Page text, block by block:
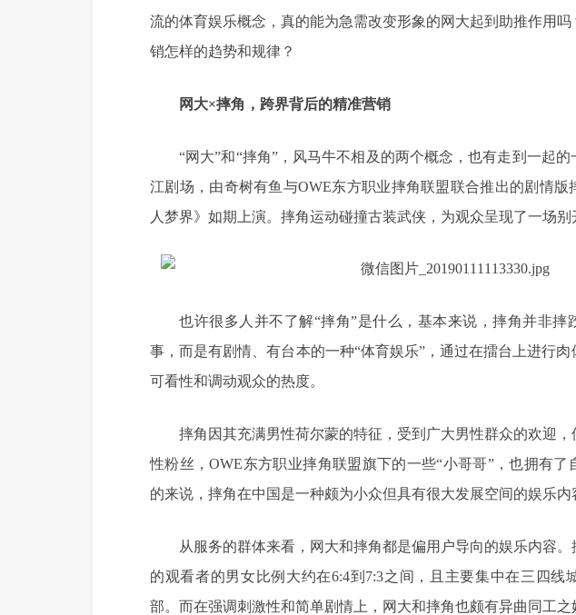
流的体育娱乐概念，真的能为急需改变形象的网大起到助推作用
销怎样的趋势和规律？
网大×摔角，跨界背后的精准营销
“网大”和“摔角”，风马牛不相及的两个概念，也有走到一起
江剧场，由奇树有鱼与OWE东方职业摔角联盟联合推出的剧情版
人梦界》如期上演。摔角运动碰撞古装武侠，为观众呈现了一场别
也许很多人并不了解“摔角”是什么，基本来说，摔角并非摔
事，而是有剧情、有台本的一种“体育娱乐”，通过在擂台上进行
可看性和调动观众的热度。
摔角因其充满男性荷尔蒙的特征，受到广大男性群众的欢迎
性粉丝，OWE东方职业摔角联盟旗下的一些“小哥哥”，也拥有了
的来说，摔角在中国是一种颇为小众但具有很大发展空间的娱乐内
从服务的群体来看，网大和摔角都是偏用户导向的娱乐内容
的观看者的男女比例大约在6:4到7:3之间，且主要集中在三四线
部。而在强调刺激性和简单剧情上，网大和摔角也颇有异曲同工之